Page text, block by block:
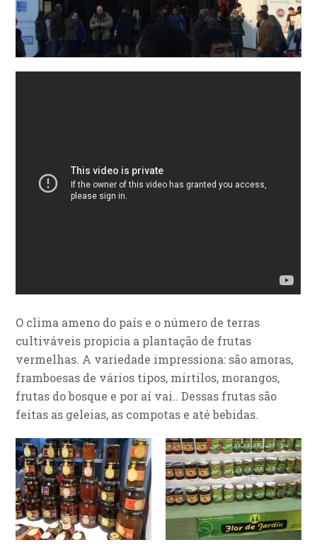
O clima ameno do país e o número de terras
cultiváveis propicia a plantação de frutas
vermelhas. A variedade impressiona: são amoras,
framboesas de vários tipos, mirtilos, morangos,
frutas do bosque e por aí vai.. Dessas frutas são
feitas as geleias, as compotas e até bebidas.